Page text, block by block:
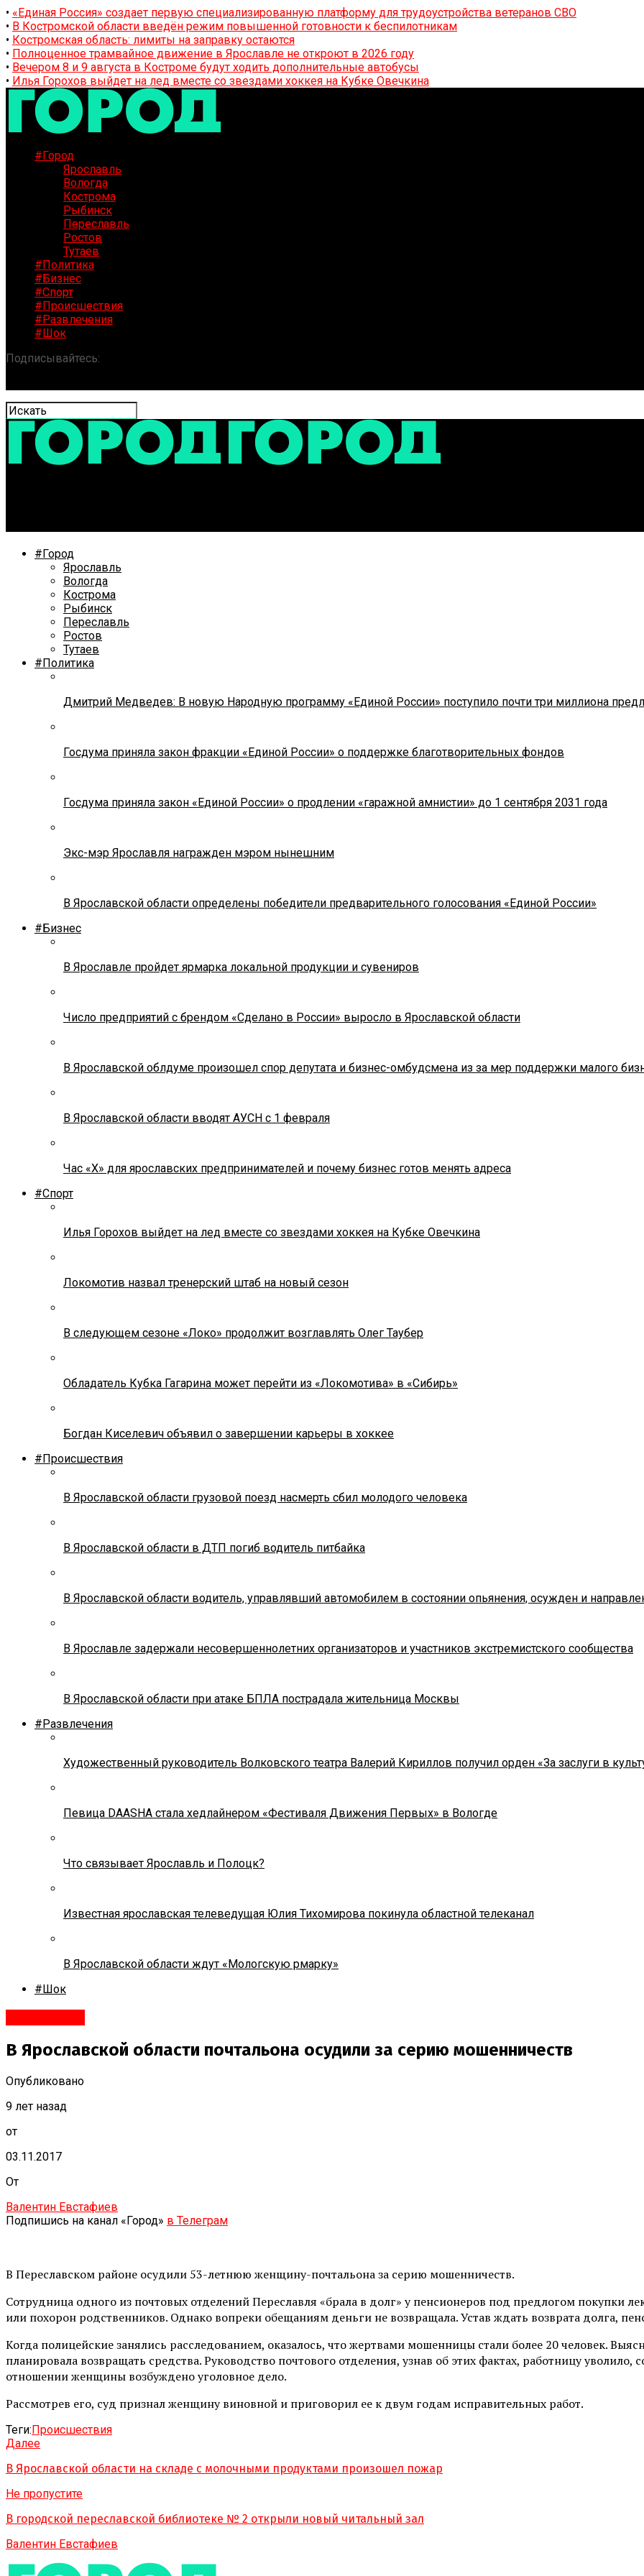
• «Единая Россия» создает первую специализированную платформу для трудоустройства ветеранов СВО
• В Костромской области введён режим повышенной готовности к беспилотникам
• Костромская область: лимиты на заправку остаются
• Полноценное трамвайное движение в Ярославле не откроют в 2026 году
• Вечером 8 и 9 августа в Костроме будут ходить дополнительные автобусы
• Илья Горохов выйдет на лед вместе со звездами хоккея на Кубке Овечкина
#Город
Ярославль
Вологда
Кострома
Рыбинск
Переславль
Ростов
Тутаев
#Политика
#Бизнес
#Спорт
#Происшествия
#Развлечения
#Шок
Подписывайтесь:
#Город
Ярославль
Вологда
Кострома
Рыбинск
Переславль
Ростов
Тутаев
#Политика
Дмитрий Медведев: В новую Народную программу «Единой России» поступило почти три миллиона
Госдума приняла закон фракции «Единой России» о поддержке благотворительных фондов
Госдума приняла закон «Единой России» о продлении «гаражной амнистии» до 1 сентября 2031 года
Экс-мэр Ярославля награжден мэром нынешним
В Ярославской области определены победители предварительного голосования «Единой России»
#Бизнес
В Ярославле пройдет ярмарка локальной продукции и сувениров
Число предприятий с брендом «Сделано в России» выросло в Ярославской области
В Ярославской облдуме произошел спор депутата и бизнес-омбудсмена из за мер поддержки малого
В Ярославской области вводят АУСН с 1 февраля
Час «Х» для ярославских предпринимателей и почему бизнес готов менять адреса
#Спорт
Илья Горохов выйдет на лед вместе со звездами хоккея на Кубке Овечкина
Локомотив назвал тренерский штаб на новый сезон
В следующем сезоне «Локо» продолжит возглавлять Олег Таубер
Обладатель Кубка Гагарина может перейти из «Локомотива» в «Сибирь»
Богдан Киселевич объявил о завершении карьеры в хоккее
#Происшествия
В Ярославской области грузовой поезд насмерть сбил молодого человека
В Ярославской области в ДТП погиб водитель питбайка
В Ярославской области водитель, управлявший автомобилем в состоянии опьянения, осужден и
В Ярославле задержали несовершеннолетних организаторов и участников экстремистского сообщества
В Ярославской области при атаке БПЛА пострадала жительница Москвы
#Развлечения
Художественный руководитель Волковского театра Валерий Кириллов получил орден «За заслуги в
Певица DAASHA стала хедлайнером «Фестиваля Движения Первых» в Вологде
Что связывает Ярославль и Полоцк?
Известная ярославская телеведущая Юлия Тихомирова покинула областной телеканал
В Ярославской области ждут «Мологскую рмарку»
#Шок
В Ярославской области почтальона осудили за серию мошенничеств
Опубликовано
9 лет назад
от
03.11.2017
От
Валентин Евстафиев
Подпишись на канал «Город» в Телеграм
В Переславском районе осудили 53-летнюю женщину-почтальона за серию мошенничеств.
Сотрудница одного из почтовых отделений Переславля «брала в долг» у пенсионеров под предлогом покупки
или похорон родственников. Однако вопреки обещаниям деньги не возвращала. Устав ждать возврата долга,
Когда полицейские занялись расследованием, оказалось, что жертвами мошенницы стали более 20 человек.
планировала возвращать средства. Руководство почтового отделения, узнав об этих фактах, работницу
отношении женщины возбуждено уголовное дело.
Рассмотрев его, суд признал женщину виновной и приговорил ее к двум годам исправительных работ.
Теги:Происшествия
Далее
В Ярославской области на складе с молочными продуктами произошел пожар
Не пропустите
В городской переславской библиотеке № 2 открыли новый читальный зал
Валентин Евстафиев